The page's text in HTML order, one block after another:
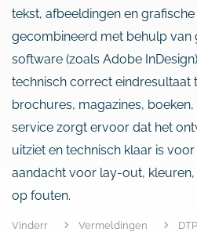
tekst, afbeeldingen en
gecombineerd met behulp van
software (zoals Adobe
technisch correct eindresultaat
brochures, magazines, boeken,
service zorgt ervoor dat het
uitziet en technisch klaar is
aandacht voor lay-out,
op fouten.
Vinderr Vermeldingen